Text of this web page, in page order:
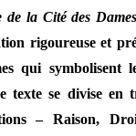
de la Cité des
rigoureuse et
qui symbolisent
texte se divise en
– Raison,